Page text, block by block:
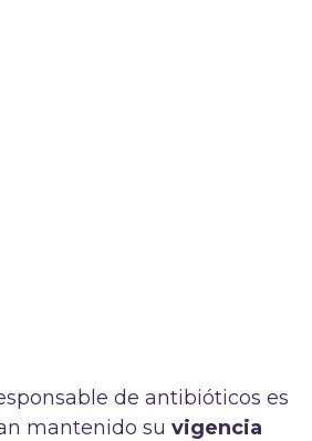
de antibióticos es
mantenido suvigencia